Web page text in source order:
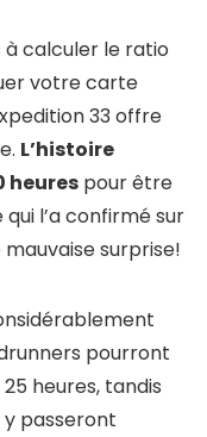
à calculer le ratio
votre carte
33 offre
L’histoire
heures pour être
l’a confirmé sur
surprise!
pourront
heures, tandis
passeront